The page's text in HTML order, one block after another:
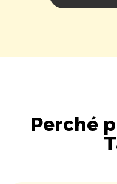
Perché